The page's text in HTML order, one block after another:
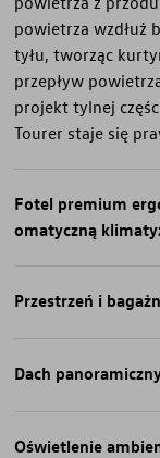
powietrza wzdłuż
tyłu, tworząc
przepływ
projekt tylnej
Tourer staje się
Fotel premium
omatyczną
Przestrzeń i
Dach
Oświetlenie